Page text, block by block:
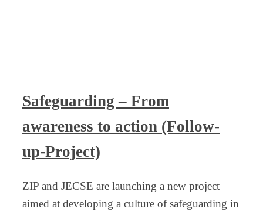
Safeguarding – From
awareness to action (Follow-
up-Project)
ZIP and JECSE are launching a new project
aimed at developing a culture of safeguarding in